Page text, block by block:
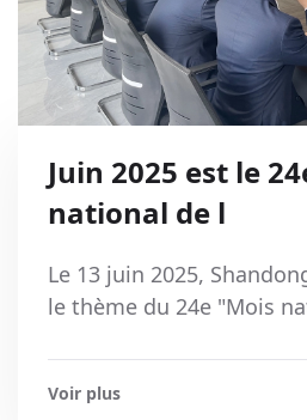
Juin 2025 est le
national de l
Le 13 juin 2025,
le thème du 24e "Mois
Voir plus